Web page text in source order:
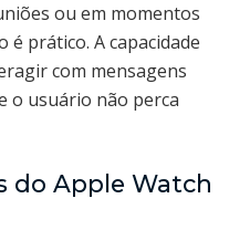
ou em momentos
é prático. A capacidade
com mensagens
o usuário não perca
do Apple Watch